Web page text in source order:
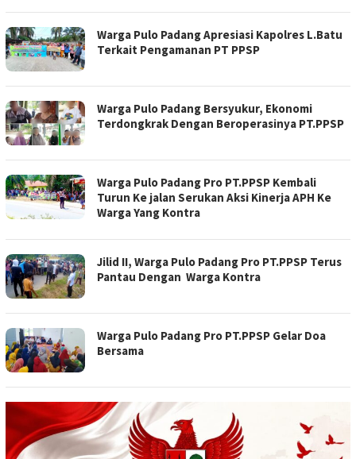
Warga Pulo Padang Apresiasi Kapolres L.Batu
Terkait Pengamanan PT PPSP
Warga Pulo Padang Bersyukur, Ekonomi
Terdongkrak Dengan Beroperasinya PT.PPSP
Warga Pulo Padang Pro PT.PPSP Kembali
Turun Ke jalan Serukan Aksi Kinerja APH Ke
Warga Yang Kontra
Jilid II, Warga Pulo Padang Pro PT.PPSP Terus
Pantau Dengan Warga Kontra
Warga Pulo Padang Pro PT.PPSP Gelar Doa
Bersama